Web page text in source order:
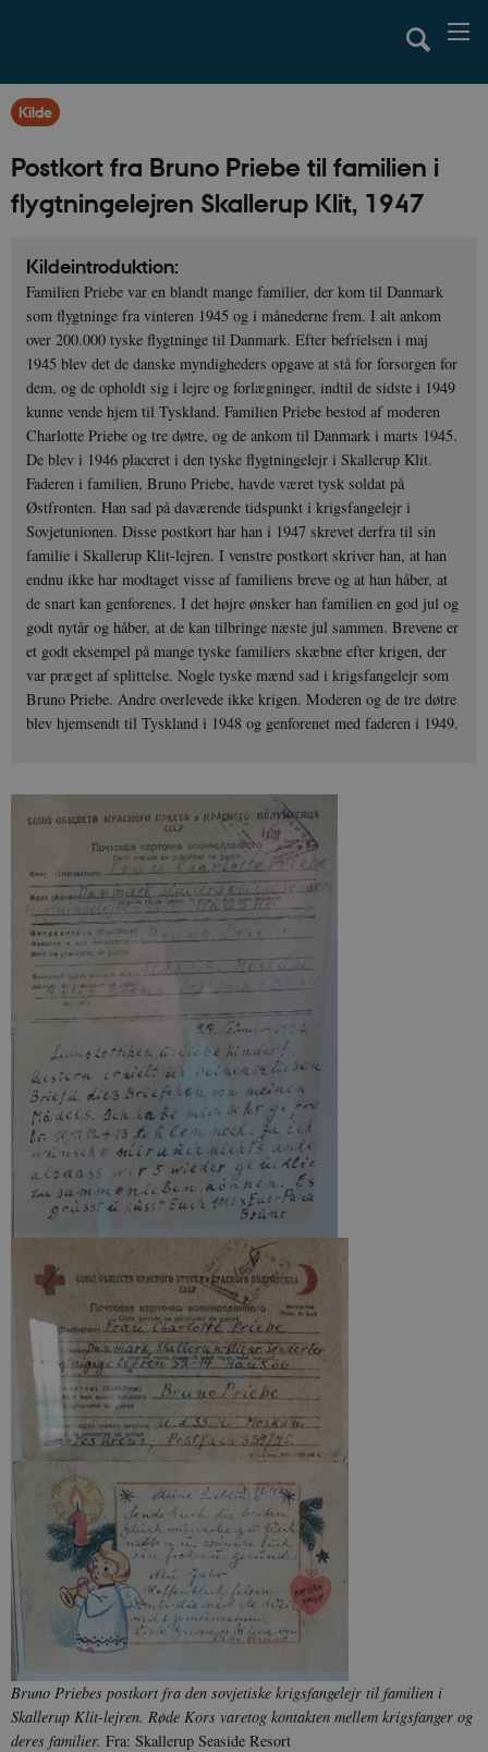
Kilde
Postkort fra Bruno Priebe til familien i
flygtningelejren Skallerup Klit, 1947
Kildeintroduktion:
Familien Priebe var en blandt mange familier, der kom til Danmark
som flygtninge fra vinteren 1945 og i månederne frem. I alt ankom
over 200.000 tyske flygtninge til Danmark. Efter befrielsen i maj
1945 blev det de danske myndigheders opgave at stå for forsorgen for
dem, og de opholdt sig i lejre og forlægninger, indtil de sidste i 1949
kunne vende hjem til Tyskland. Familien Priebe bestod af moderen
Charlotte Priebe og tre døtre, og de ankom til Danmark i marts 1945.
De blev i 1946 placeret i den tyske flygtningelejr i Skallerup Klit.
Faderen i familien, Bruno Priebe, havde været tysk soldat på
Østfronten. Han sad på daværende tidspunkt i krigsfangelejr i
Sovjetunionen. Disse postkort har han i 1947 skrevet derfra til sin
familie i Skallerup Klit-lejren. I venstre postkort skriver han, at han
endnu ikke har modtaget visse af familiens breve og at han håber, at
de snart kan genforenes. I det højre ønsker han familien en god jul og
godt nytår og håber, at de kan tilbringe næste jul sammen. Brevene er
et godt eksempel på mange tyske familiers skæbne efter krigen, der
var præget af splittelse. Nogle tyske mænd sad i krigsfangelejr som
Bruno Priebe. Andre overlevede ikke krigen. Moderen og de tre døtre
blev hjemsendt til Tyskland i 1948 og genforenet med faderen i 1949.
Bruno Priebes postkort fra den sovjetiske krigsfangelejr til familien i
Skallerup Klit-lejren. Røde Kors varetog kontakten mellem krigsfanger og
deres familier. Fra: Skallerup Seaside Resort